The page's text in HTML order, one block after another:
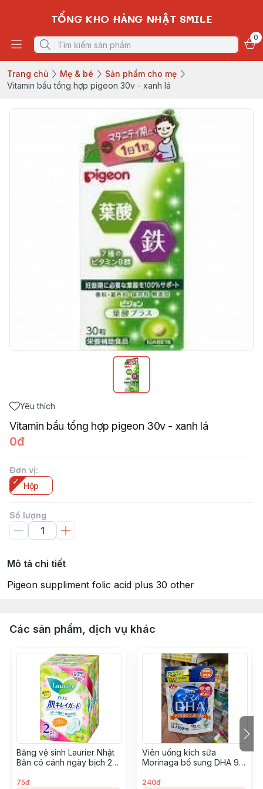
TỔNG KHO HÀNG NHẬT SMILE
0
Trang chủ Mẹ & bé
Sản phẩm cho mẹ
Vitamin bầu tổng hợp pigeon 30v - xanh lá
Yêu thích
Vitamin bầu tổng hợp pigeon 30v - xanh lá
0đ
Đơn vị:
Hộp
Số lượng
Mô tả chi tiết
Pigeon suppliment folic acid plus 30 other
Các sản phẩm, dịch vụ khác
Băng vệ sinh Laurier Nhật
Bản có cánh ngày bịch 22
75đ
Viên uống kích sữa
Morinaga bổ sung DHA 90
240đ